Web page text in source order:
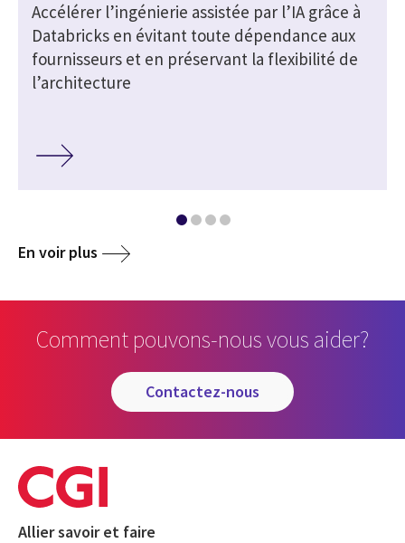
Accélérer l’ingénierie assistée par l’IA grâce à
Databricks en évitant toute dépendance aux
fournisseurs et en préservant la flexibilité de
l’architecture
En voir plus
Comment pouvons-nous vous aider?
contactez-nous
Allier savoir et faire